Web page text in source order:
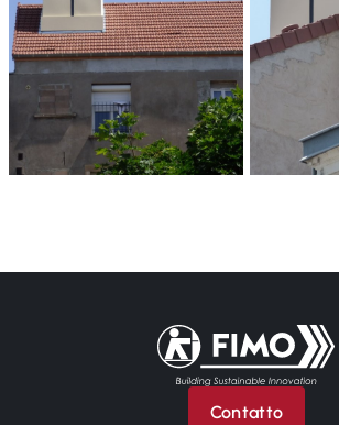
Torna alla pagina iniziale
Contatto